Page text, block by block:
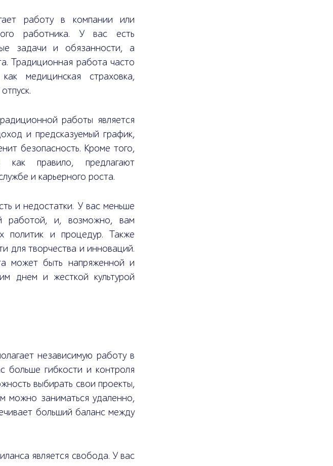
работу в компании или
работника. У вас есть
задачи и обязанности, а
Традиционная работа часто
медицинская страховка,
работы является
и предсказуемый график,
безопасность. Кроме того,
как правило, предлагают
и карьерного роста.
и недостатки. У вас меньше
работой, и, возможно, вам
политик и процедур. Также
для творчества и инноваций.
может быть напряженной и
днем и жесткой культурой
независимую работу в
больше гибкости и контроля
выбирать свои проекты,
можно заниматься удаленно,
больший баланс между
является свобода. У вас